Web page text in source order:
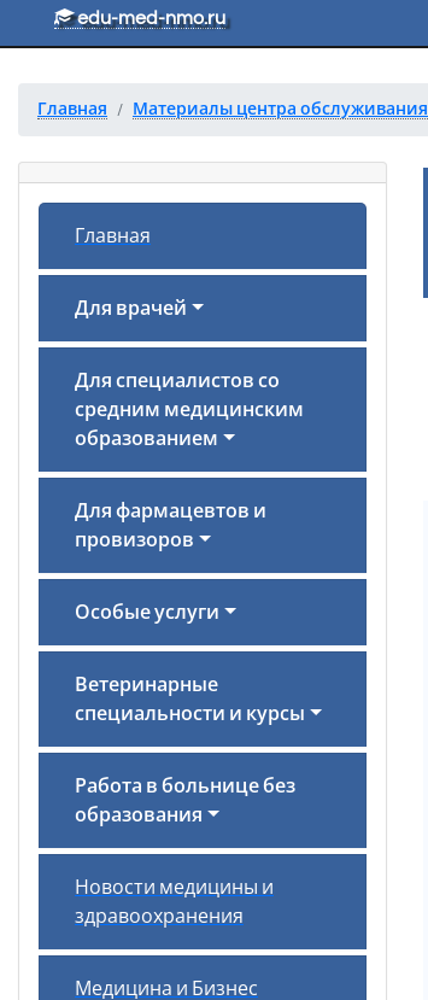
Перейти к основному тексту
edu-med-nmo.ru
Главная Материалы центра обслуживания
Главная
Для врачей
Для специалистов со
средним медицинским
образованием
Для фармацевтов и
провизоров
Особые услуги
Ветеринарные
специальности и курсы
Работа в больнице без
образования
Новости медицины и
здравоохранения
Медицина и Бизнес